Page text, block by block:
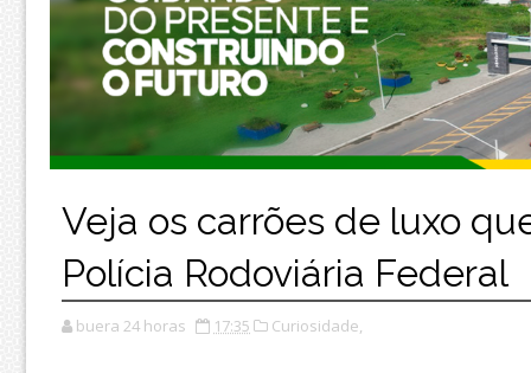
Veja os carrões de luxo
Polícia Rodoviária Federal
buera 24 horas 17:35 Curiosidade,